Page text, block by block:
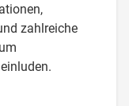
zahlreiche